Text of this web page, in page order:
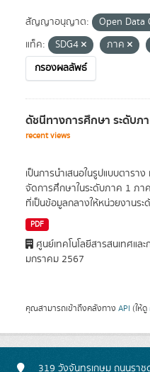
สัญญาอนุญาต: Open Data
แท็ค:
SDG4 ภาค
กรองผลลัพธ์
ดัชนีทางการศึกษา ระดับภ
recent views
เป็นการนำเสนอในรูปแบบตารา
จัดการศึกษาในระดับภาค 1 ภา
ที่เป็นข้อมูลกลางให้หน่วยงานระ
PDF
ศูนย์เทคโนโลยีสารสนเทศแล
มกราคม 2567
คุณสามารถเข้าถึงคลังทาง API (ให้ดู
319 วังจันทรเกษม ถนนรา